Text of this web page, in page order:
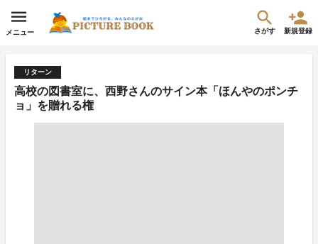
メニュー さがす 新規登録
リターン
高校の図書室に、西野さんのサイン本「ほんやのポンチ
ョ」を贈れる権